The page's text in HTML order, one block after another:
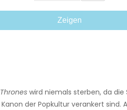
Zeigen
wird niemals sterben, da die
der Popkultur verankert sind.